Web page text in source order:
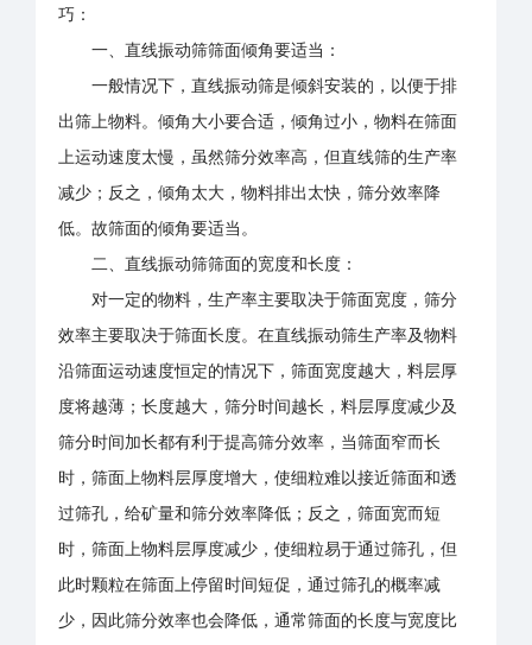
巧：
一、直线振动筛筛面倾角要适当：
一般情况下，直线振动筛是倾斜安装的，以便于排
出筛上物料。倾角大小要合适，倾角过小，物料在筛面
上运动速度太慢，虽然筛分效率高，但直线筛的生产率
减少；反之，倾角太大，物料排出太快，筛分效率降
低。故筛面的倾角要适当。
二、直线振动筛筛面的宽度和长度：
对一定的物料，生产率主要取决于筛面宽度，筛分
效率主要取决于筛面长度。在直线振动筛生产率及物料
沿筛面运动速度恒定的情况下，筛面宽度越大，料层厚
度将越薄；长度越大，筛分时间越长，料层厚度减少及
筛分时间加长都有利于提高筛分效率，当筛面窄而长
时，筛面上物料层厚度增大，使细粒难以接近筛面和透
过筛孔，给矿量和筛分效率降低；反之，筛面宽而短
时，筛面上物料层厚度减少，使细粒易于通过筛孔，但
此时颗粒在筛面上停留时间短促，通过筛孔的概率减
少，因此筛分效率也会降低，通常筛面的长度与宽度比